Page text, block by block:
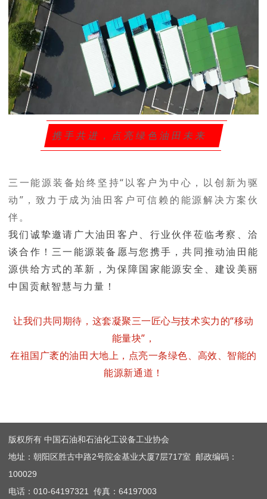
携手共进，点亮绿色油田未来
三一能源装备始终坚持“以客户为中心，以创新为驱
动”，致力于成为油田客户可信赖的能源解决方案伙
伴。
我们诚挚邀请广大油田客户、行业伙伴莅临考察、洽
谈合作！三一能源装备愿与您携手，共同推动油田能
源供给方式的革新，为保障国家能源安全、建设美丽
中国贡献智慧与力量！
让我们共同期待，这套凝聚三一匠心与技术实力的“移动
能量块”，
在祖国广袤的油田大地上，点亮一条绿色、高效、智能的
能源新通道！
版权所有 中国石油和石油化工设备工业协会
地址：朝阳区胜古中路2号院金基业大厦7层717室 邮政编码：
100029
电话：010-64197321 传真：64197003